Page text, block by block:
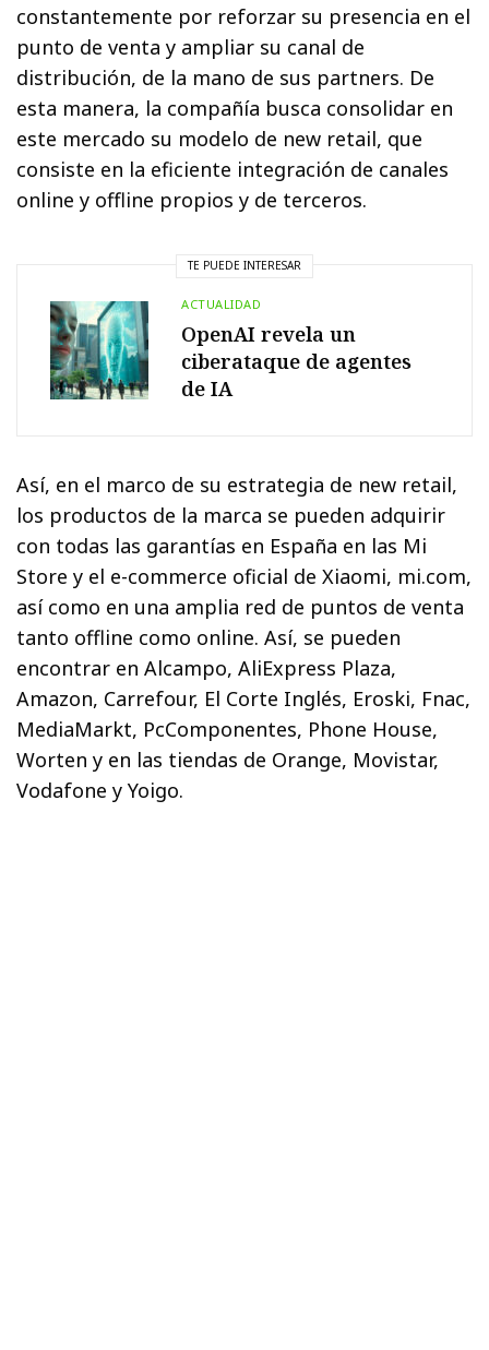
constantemente por reforzar su presencia en el
punto de venta y ampliar su canal de
distribución, de la mano de sus partners. De
esta manera, la compañía busca consolidar en
este mercado su modelo de new retail, que
consiste en la eficiente integración de canales
online y offline propios y de terceros.
TE PUEDE INTERESAR
ACTUALIDAD
OpenAI revela un
ciberataque de agentes
de IA
Así, en el marco de su estrategia de new retail,
los productos de la marca se pueden adquirir
con todas las garantías en España en las Mi
Store y el e-commerce oficial de Xiaomi, mi.com,
así como en una amplia red de puntos de venta
tanto offline como online. Así, se pueden
encontrar en Alcampo, AliExpress Plaza,
Amazon, Carrefour, El Corte Inglés, Eroski, Fnac,
MediaMarkt, PcComponentes, Phone House,
Worten y en las tiendas de Orange, Movistar,
Vodafone y Yoigo.